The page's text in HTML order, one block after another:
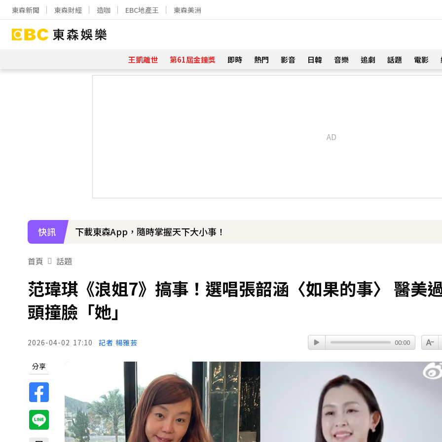
東森新聞 東森財經 造咖 EBC地產王 東森美洲
王凱離世 第61屆金鐘獎 即時 熱門 影音 日韓 音樂 追劇 話題 電影
快訊 下載東森App，隨時掌握天下大小事！
首頁 話題
范瑋琪《浪姐7》搞事！選唱張韶涵〈如果的事〉 醫美
頭撞臉「她」
2026-04-02 17:10 記者 楊雅芸 00:00
分享